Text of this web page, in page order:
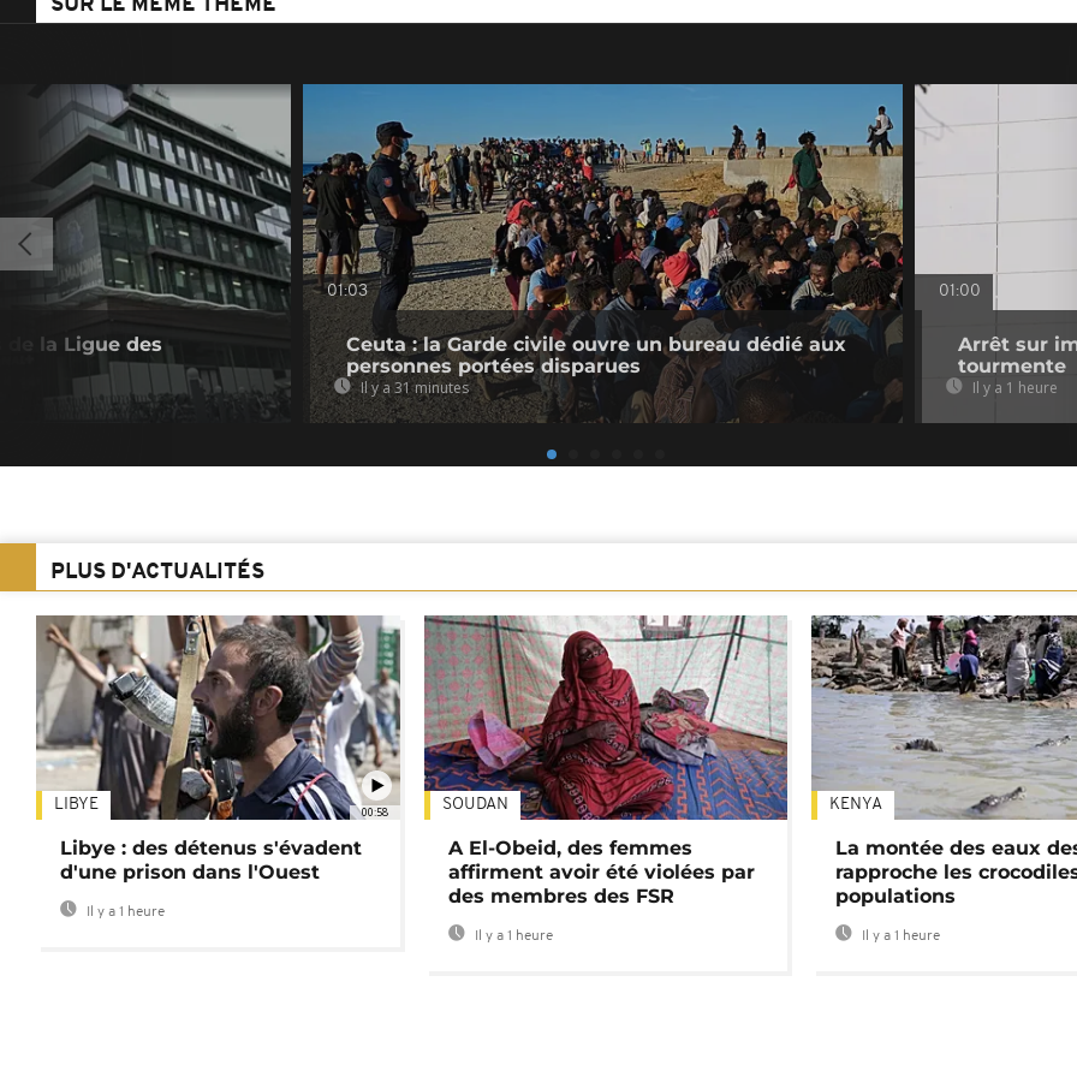
SUR LE MÊME THÈME
de la Ligue des
01:03
Ceuta : la Garde civile ouvre un bureau dédié aux
personnes portées disparues
Il y a 31 minutes
01:00
Arrêt sur
tourmente
Il y a 1 heure
PLUS D'ACTUALITÉS
00:58
LIBYE
Libye : des détenus s'évadent
d'une prison dans l'Ouest
Il y a 1 heure
SOUDAN
A El-Obeid, des femmes
affirment avoir été violées par
des membres des FSR
Il y a 1 heure
KENYA
La montée des eaux
rapproche les
populations
Il y a 1 heure